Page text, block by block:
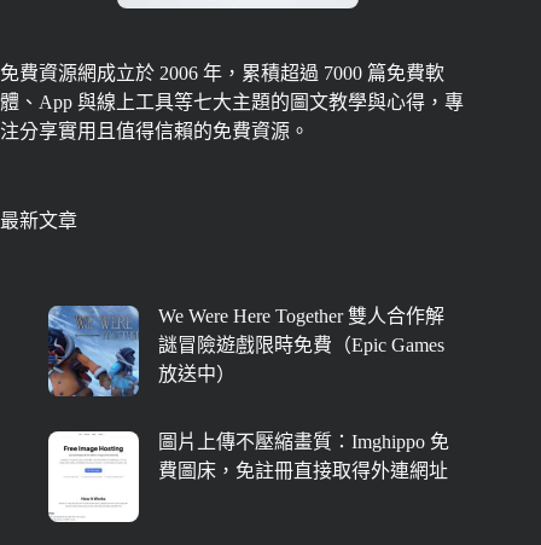
免費資源網成立於 2006 年，累積超過 7000 篇免費軟
體、App 與線上工具等七大主題的圖文教學與心得，專
注分享實用且值得信賴的免費資源。
最新文章
We Were Here Together 雙人合作解
謎冒險遊戲限時免費（Epic Games
放送中）
圖片上傳不壓縮畫質：Imghippo 免
費圖床，免註冊直接取得外連網址